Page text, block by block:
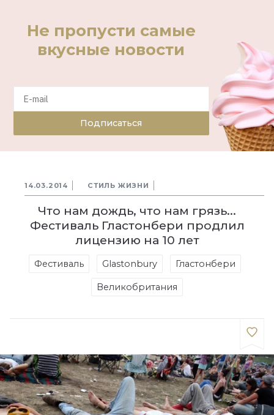
Не пропусти самые
вкусные новости
Подписаться
14.03.2014 СТИЛЬ ЖИЗНИ
Что нам дождь, что нам грязь...
Фестиваль Гластонбери продлил
лицензию на 10 лет
Фестиваль Glastonbury Гластонбери
Великобритания